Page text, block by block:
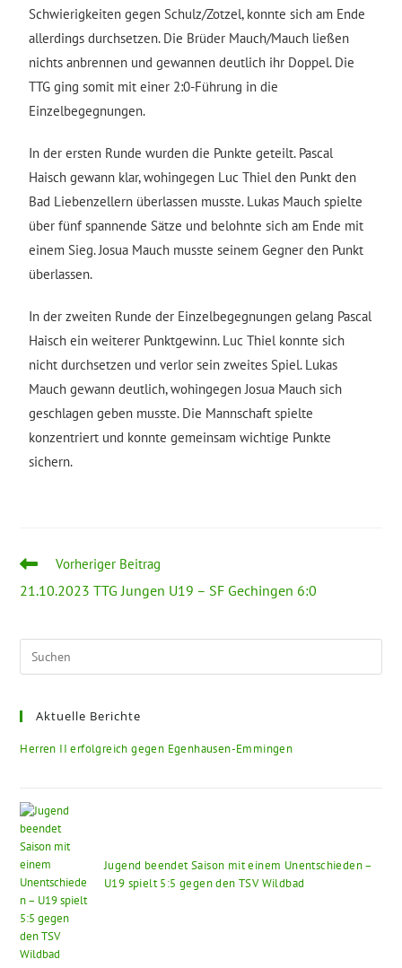
Schwierigkeiten gegen Schulz/Zotzel, konnte sich am Ende
allerdings durchsetzen. Die Brüder Mauch/Mauch ließen
nichts anbrennen und gewannen deutlich ihr Doppel. Die
TTG ging somit mit einer 2:0-Führung in die
Einzelbegegnungen.
In der ersten Runde wurden die Punkte geteilt. Pascal
Haisch gewann klar, wohingegen Luc Thiel den Punkt den
Bad Liebenzellern überlassen musste. Lukas Mauch spielte
über fünf spannende Sätze und belohnte sich am Ende mit
einem Sieg. Josua Mauch musste seinem Gegner den Punkt
überlassen.
In der zweiten Runde der Einzelbegegnungen gelang Pascal
Haisch ein weiterer Punktgewinn. Luc Thiel konnte sich
nicht durchsetzen und verlor sein zweites Spiel. Lukas
Mauch gewann deutlich, wohingegen Josua Mauch sich
geschlagen geben musste. Die Mannschaft spielte
konzentriert und konnte gemeinsam wichtige Punkte
sichern.
Vorheriger Beitrag
21.10.2023 TTG Jungen U19 – SF Gechingen 6:0
Aktuelle Berichte
Herren II erfolgreich gegen Egenhausen-Emmingen
Jugend beendet Saison mit einem Unentschieden –
U19 spielt 5:5 gegen den TSV Wildbad